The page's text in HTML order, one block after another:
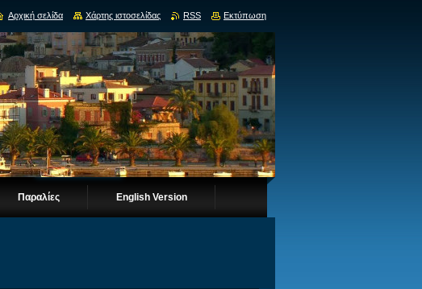
Παραλίες English Version
Αρχική σελίδα Χάρτης ιστοσελίδας RSS Εκτύπωση